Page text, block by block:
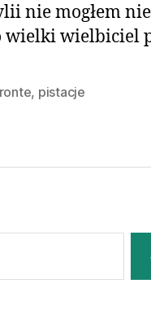
nie mogłem
wielki wielbiciel
, pistacje